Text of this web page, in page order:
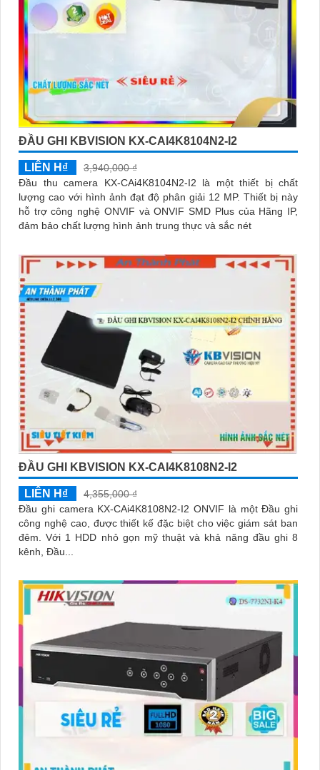
ĐẦU GHI KBVISION KX-CAI4K8104N2-I2
LIÊN H₫
3,940,000 ₫
Đầu thu camera KX-CAi4K8104N2-I2 là một thiết bị chất
lượng cao với hình ảnh đạt độ phân giải 12 MP. Thiết bị này
hỗ trợ công nghệ ONVIF và ONVIF SMD Plus của Hãng IP,
đảm bảo chất lượng hình ảnh trung thực và sắc nét
ĐẦU GHI KBVISION KX-CAI4K8108N2-I2
LIÊN H₫
4,355,000 ₫
Đầu ghi camera KX-CAi4K8108N2-I2 ONVIF là một Đầu ghi
công nghệ cao, được thiết kế đặc biệt cho việc giám sát ban
đêm. Với 1 HDD nhỏ gọn mỹ thuật và khả năng đầu ghi 8
kênh, Đầu...